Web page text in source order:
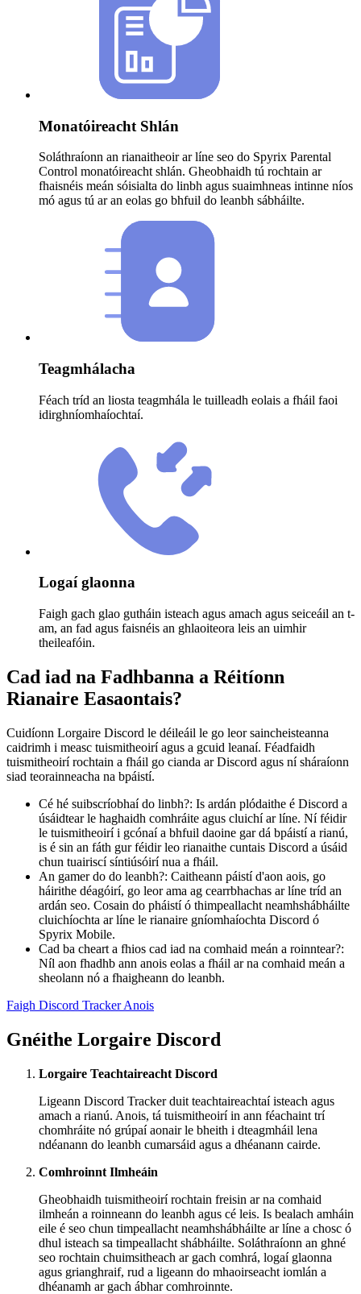
Monatóireacht Shlán
Soláthraíonn an rianaitheoir ar líne seo do Spyrix Parental
Control monatóireacht shlán. Gheobhaidh tú rochtain ar
fhaisnéis meán sóisialta do linbh agus suaimhneas intinne níos
mó agus tú ar an eolas go bhfuil do leanbh sábháilte.
Teagmhálacha
Féach tríd an liosta teagmhála le tuilleadh eolais a fháil faoi
idirghníomhaíochtaí.
Logaí glaonna
Faigh gach glao gutháin isteach agus amach agus seiceáil an t-
am, an fad agus faisnéis an ghlaoiteora leis an uimhir
theileafóin.
Cad iad na Fadhbanna a Réitíonn
Rianaire Easaontais?
Cuidíonn Lorgaire Discord le déileáil le go leor saincheisteanna
caidrimh i measc tuismitheoirí agus a gcuid leanaí. Féadfaidh
tuismitheoirí rochtain a fháil go cianda ar Discord agus ní sháraíonn
siad teorainneacha na bpáistí.
Cé hé suibscríobhaí do linbh?: Is ardán plódaithe é Discord a
úsáidtear le haghaidh comhráite agus cluichí ar líne. Ní féidir
le tuismitheoirí i gcónaí a bhfuil daoine gar dá bpáistí a rianú,
is é sin an fáth gur féidir leo rianaithe cuntais Discord a úsáid
chun tuairiscí síntiúsóirí nua a fháil.
An gamer do do leanbh?: Caitheann páistí d'aon aois, go
háirithe déagóirí, go leor ama ag cearrbhachas ar líne tríd an
ardán seo. Cosain do pháistí ó thimpeallacht neamhshábháilte
cluichíochta ar líne le rianaire gníomhaíochta Discord ó
Spyrix Mobile.
Cad ba cheart a fhios cad iad na comhaid meán a roinntear?:
Níl aon fhadhb ann anois eolas a fháil ar na comhaid meán a
sheolann nó a fhaigheann do leanbh.
Faigh Discord Tracker Anois
Gnéithe Lorgaire Discord
Lorgaire Teachtaireacht Discord
Ligeann Discord Tracker duit teachtaireachtaí isteach agus
amach a rianú. Anois, tá tuismitheoirí in ann féachaint trí
chomhráite nó grúpaí aonair le bheith i dteagmháil lena
ndéanann do leanbh cumarsáid agus a dhéanann cairde.
Comhroinnt Ilmheáin
Gheobhaidh tuismitheoirí rochtain freisin ar na comhaid
ilmheán a roinneann do leanbh agus cé leis. Is bealach amháin
eile é seo chun timpeallacht neamhshábháilte ar líne a chosc ó
dhul isteach sa timpeallacht shábháilte. Soláthraíonn an ghné
seo rochtain chuimsitheach ar gach comhrá, logaí glaonna
agus grianghraif, rud a ligeann do mhaoirseacht iomlán a
dhéanamh ar gach ábhar comhroinnte.